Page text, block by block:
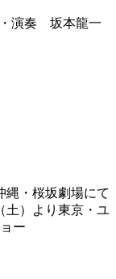
・演奏 坂本龍一
縄・桜坂劇場にて
土）より東京・ユ
ー